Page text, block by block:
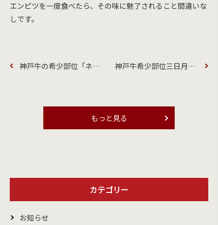
エンピツを一度食べたら、その味に魅了されること間違いな
しです。
神戸牛の希少部位「ネクタイ」とは？ 神戸牛希少部位三日月ロースとは？
もっと見る
カテゴリー
お知らせ